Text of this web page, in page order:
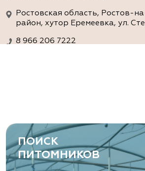
Ростовская область, Ростов-
район, хутор Еремеевка, ул.
8 966 206 7222
Ростовская область, Ростов-
Левобережная ул, дом № 37
8 966 206 7222
ПОИСК
ПИТОМНИКОВ